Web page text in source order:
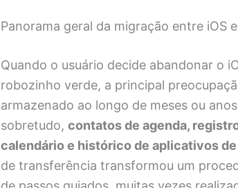
Panorama geral da migração entre iOS
Quando o usuário decide abandonar o
robozinho verde, a principal
armazenado ao longo de meses ou
sobretudo, contatos de agenda,
calendário e histórico de aplicativos
de transferência transformou um